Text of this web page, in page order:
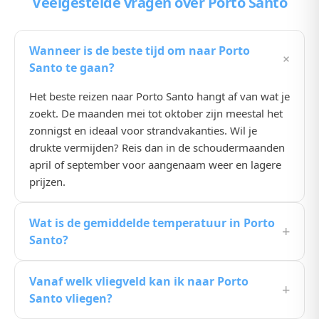
Wanneer is de beste tijd om naar Porto
Santo te gaan?
+
Het beste reizen naar Porto Santo hangt af van wat je
zoekt. De maanden mei tot oktober zijn meestal het
zonnigst en ideaal voor strandvakanties. Wil je
drukte vermijden? Reis dan in de schoudermaanden
april of september voor aangenaam weer en lagere
prijzen.
Wat is de gemiddelde temperatuur in Porto
Santo?
+
zomermaanden rond de 25, 30°C. In de winter koelt
het wat af, maar het blijft een prima bestemming
Vanaf welk vliegveld kan ik naar Porto
Santo vliegen?
+